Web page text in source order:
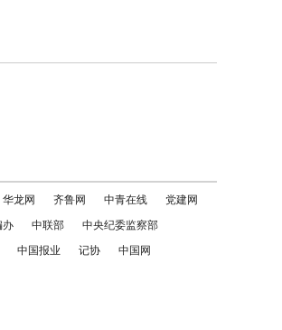
华龙网 齐鲁网 中青在线
党建网
办 中联部
中央纪委监察部
中国报业 记协 中国网